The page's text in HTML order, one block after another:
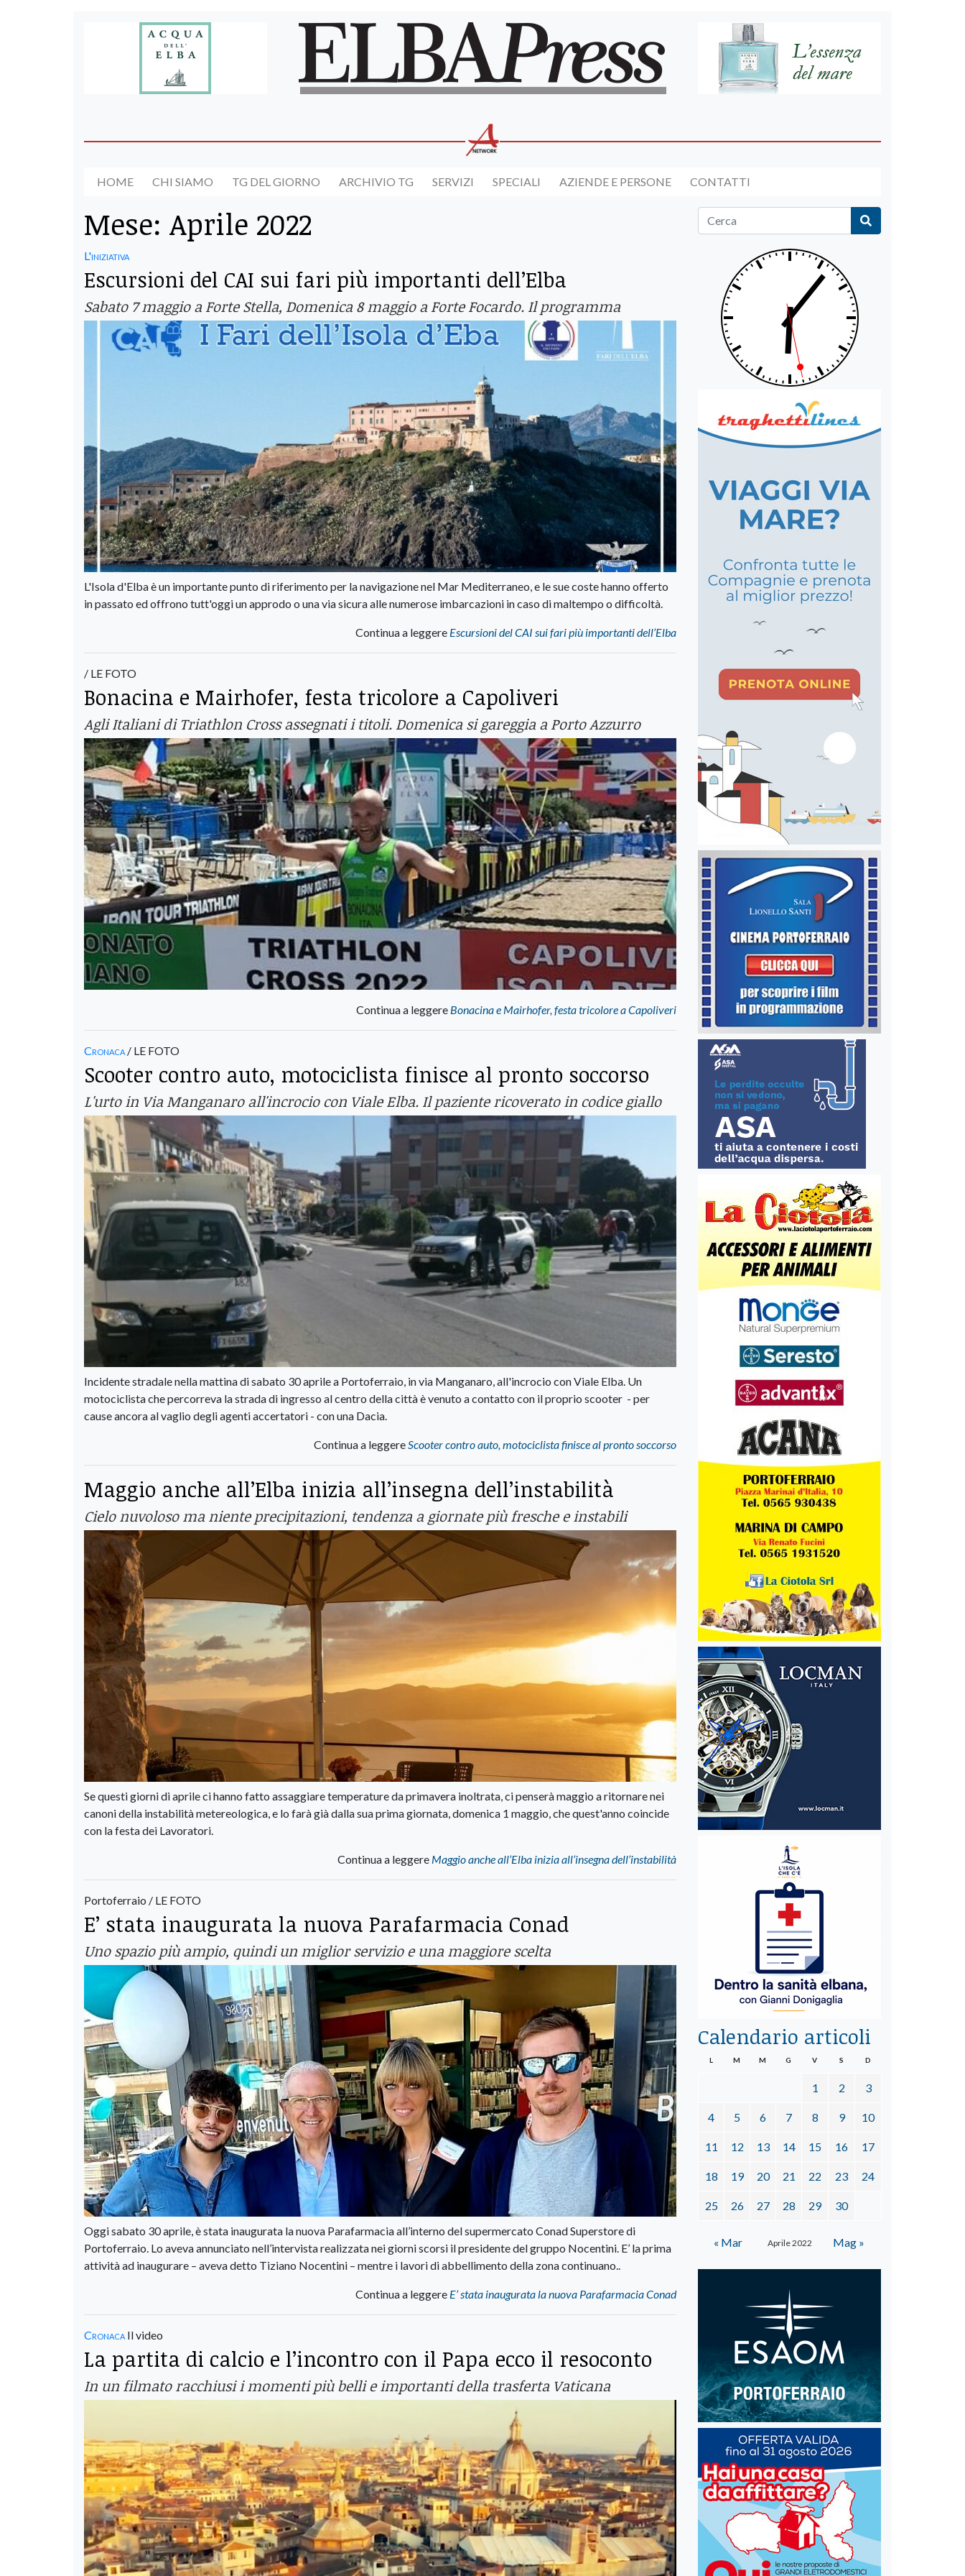
HOME CHI SIAMO TG DEL GIORNO ARCHIVIO TG SERVIZI SPECIALI AZIENDE E PERSONE CONTATTI
Mese: Aprile 2022
L'iniziativa
Escursioni del CAI sui fari più importanti dell’Elba
Sabato 7 maggio a Forte Stella, Domenica 8 maggio a Forte Focardo. Il programma
L'Isola d'Elba è un importante punto di riferimento per la navigazione nel Mar Mediterraneo, e le sue coste hanno offerto
in passato ed offrono tutt'oggi un approdo o una via sicura alle numerose imbarcazioni in caso di maltempo o difficoltà.
Continua a leggere Escursioni del CAI sui fari più importanti dell’Elba
/ LE FOTO
Bonacina e Mairhofer, festa tricolore a Capoliveri
Agli Italiani di Triathlon Cross assegnati i titoli. Domenica si gareggia a Porto Azzurro
Continua a leggere Bonacina e Mairhofer, festa tricolore a Capoliveri
Cronaca / LE FOTO
Scooter contro auto, motociclista finisce al pronto soccorso
L'urto in Via Manganaro all'incrocio con Viale Elba. Il paziente ricoverato in codice giallo
Incidente stradale nella mattina di sabato 30 aprile a Portoferraio, in via Manganaro, all'incrocio con Viale Elba. Un
motociclista che percorreva la strada di ingresso al centro della città è venuto a contatto con il proprio scooter - per
cause ancora al vaglio degli agenti accertatori - con una Dacia.
Continua a leggere Scooter contro auto, motociclista finisce al pronto soccorso
Maggio anche all’Elba inizia all’insegna dell’instabilità
Cielo nuvoloso ma niente precipitazioni, tendenza a giornate più fresche e instabili
Se questi giorni di aprile ci hanno fatto assaggiare temperature da primavera inoltrata, ci penserà maggio a ritornare nei
canoni della instabilità metereologica, e lo farà già dalla sua prima giornata, domenica 1 maggio, che quest'anno coincide
con la festa dei Lavoratori.
Continua a leggere Maggio anche all’Elba inizia all’insegna dell’instabilità
Portoferraio / LE FOTO
E’ stata inaugurata la nuova Parafarmacia Conad
Uno spazio più ampio, quindi un miglior servizio e una maggiore scelta
Oggi sabato 30 aprile, è stata inaugurata la nuova Parafarmacia all’interno del supermercato Conad Superstore di
Portoferraio. Lo aveva annunciato nell’intervista realizzata nei giorni scorsi il presidente del gruppo Nocentini. E’ la prima
attività ad inaugurare – aveva detto Tiziano Nocentini – mentre i lavori di abbellimento della zona continuano..
Continua a leggere E’ stata inaugurata la nuova Parafarmacia Conad
Cronaca Il video
La partita di calcio e l’incontro con il Papa ecco il resoconto
In un filmato racchiusi i momenti più belli e importanti della trasferta Vaticana
Calendario articoli
Aprile 2022
L M M G V S D
1 2 3
4 5 6 7 8 9 10
11 12 13 14 15 16 17
18 19 20 21 22 23 24
25 26 27 28 29 30
« Mar Mag »